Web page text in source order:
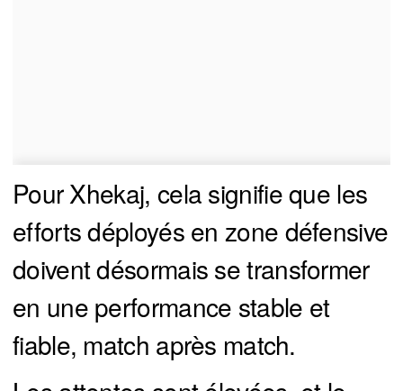
Pour Xhekaj, cela signifie que les
efforts déployés en zone défensive
doivent désormais se transformer
en une performance stable et
fiable, match après match.